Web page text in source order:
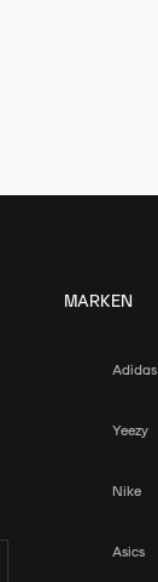
MARKEN
Adidas
Yeezy
Nike
Asics